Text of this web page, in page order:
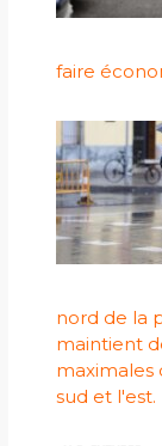
faire
nord de la
maintient
maximales
sud et l'est.